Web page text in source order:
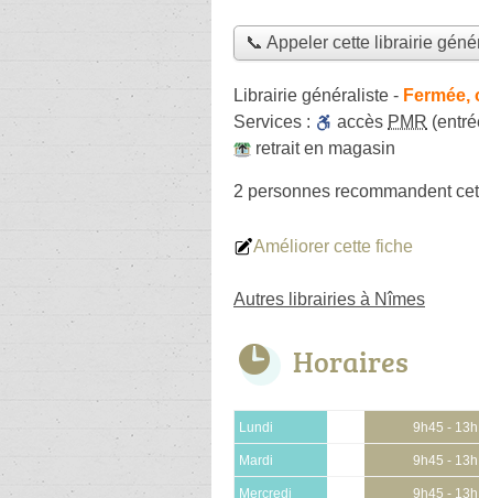
📞 Appeler cette librairie
Librairie généraliste - Fermée,
Services :
accès PMR
retrait en magasin
2 personnes recommandent
Améliorer cette fiche
Autres librairies à Nîmes
Horaires
Lundi 9h45 - 13h
Mardi 9h45 - 13h
Mercredi 9h45 - 13h